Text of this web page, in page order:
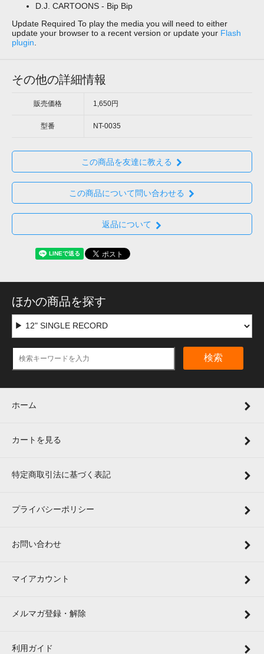
D.J. CARTOONS - Bip Bip
Update Required To play the media you will need to either
update your browser to a recent version or update your Flash
plugin
その他の詳細情報
販売価格 1,650円
型番 NT-0035
この商品を友達に教える
この商品について問い合わせる
返品について
ほかの商品を探す
検索
ホーム
カートを見る
特定商取引法に基づく表記
プライバシーポリシー
お問い合わせ
マイアカウント
メルマガ登録・解除
利用ガイド